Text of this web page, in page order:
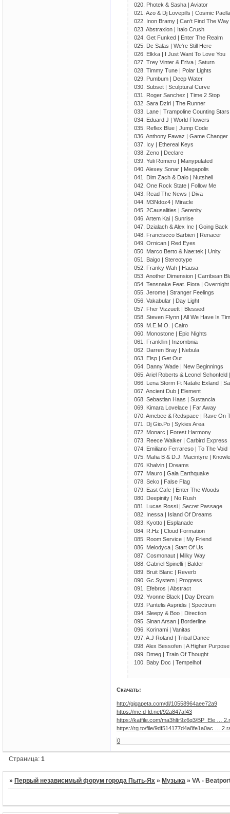
020. Photek & Sasha | Aviator
021. Azo & Dj Lovepills | Cosmic Paella
022. Inon Bramy | Can't Find The Way
023. Abstraxion | Italo Crush
024. Get Funked | Enter The Realm
025. Dc Salas | We're Still Here
026. Elkka | I Just Want To Love You
027. Trey Vinter & Eriva | Saturn
028. Timmy Tune | Polar Lights
029. Pumbum | Deep Water
030. Subset | Sculptural Curve
031. Roger Sanchez | Time 2 Stop
032. Sara Dziri | The Runner
033. Lane | Trampoline Counting Stars
034. Eduard J | World Flowers
035. Reflex Blue | Jump Code
036. Anthony Fawaz | Game Changer
037. Icy | Ethereal Keys
038. Zeno | Declare
039. Yuli Romero | Manypulated
040. Alexey Sonar | Megapolis
041. Dim Zach & Dalo | Nutshell
042. One Rock State | Follow Me
043. Read The News | Diva
044. M3Ndoz4 | Miracle
045. 2Causalities | Serenity
046. Artem Kai | Sunrise
047. Dzialach & Alex Inc | Going Back
048. Franciscco Barbieri | Renacer
049. Ornican | Red Eyes
050. Marco Berto & Nae:tek | Unity
051. Baigo | Stereotype
052. Franky Wah | Hausa
053. Another Dimension | Carribean
054. Tensnake Feat. Fiora | Overnight
055. Jerome | Stranger Feelings
056. Vakabular | Day Light
057. Fher Vizzuett | Blessed
058. Steven Flynn | All We Have Is
059. M.E.M.O. | Cairo
060. Monostone | Epic Nights
061. Frankllin | Inzombnia
062. Darren Bray | Nebula
063. Elsp | Get Out
064. Danny Wade | New Beginnings
065. Ariel Roberts & Leonel Schonfeld
066. Lena Storm Ft Natalie Exland |
067. Ancient Dub | Element
068. Sebastian Haas | Sustancia
069. Kimara Lovelace | Far Away
070. Amebee & Redspace | Rave On
071. Dj Gio.Po | Sykies Area
072. Monarc | Forest Harmony
073. Reece Walker | Carbird Express
074. Emiliano Ferrareso | To The Void
075. Mafia B & D.J. Macintyre |
076. Khalvin | Dreams
077. Mauro | Gaia Earthquake
078. Seko | False Flag
079. East Cafe | Enter The Woods
080. Deepinity | No Rush
081. Lucas Rossi | Secret Passage
082. Inessa | Island Of Dreams
083. Kyotto | Esplanade
084. R.Hz | Cloud Formation
085. Room Service | My Friend
086. Melodyca | Start Of Us
087. Cosmonaut | Milky Way
088. Gabriel Spinelli | Balder
089. Bruit Blanc | Reverb
090. Gc System | Progress
091. Efebros | Abstract
092. Yvonne Black | Day Dream
093. Pantelis Aspridis | Spectrum
094. Sleepy & Boo | Direction
095. Sinan Arsan | Borderline
096. Korinami | Vanitas
097. A.J Roland | Tribal Dance
098. Alex Bessofen | A Higher Purpose
099. Dmeg | Train Of Thought
100. Baby Doc | Tempelhof
Скачать:
http://gigapeta.com/dl/10558964aee72a9
https://mc.d-ld.net/92a847af43
https://katfile.com/ma3hltr9z6q3/BP_Ele …
https://rg.to/file/9df514177d4a8fe1a0ac …
0
Страница:1
» Первый независимый форум города Пыть-Ях » Музыка »VA -